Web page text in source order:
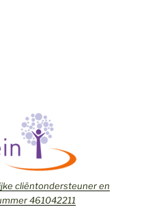
cliëntondersteuner en
461042211